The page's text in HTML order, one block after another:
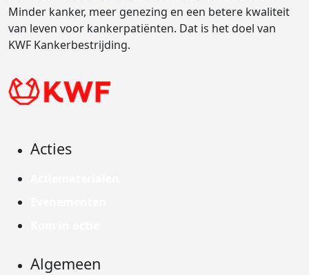
Minder kanker, meer genezing en een betere kwaliteit
van leven voor kankerpatiënten. Dat is het doel van
KWF Kankerbestrijding.
Acties
Algemeen